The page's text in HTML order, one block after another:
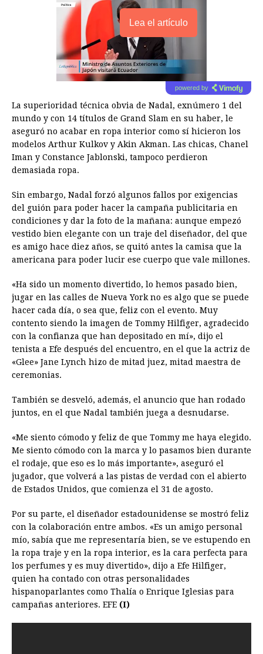
Lea el artículo
powered by
La superioridad técnica obvia de Nadal , exnúmero 1 del
mundo y con 14 títulos de Grand Slam en su haber, le
aseguró no acabar en ropa interior como sí hicieron los
modelos Arthur Kulkov y Akin Akman. Las chicas, Chanel
Iman y Constance Jablonski, tampoco perdieron
demasiada ropa.
Sin embargo, Nadal forzó algunos fallos por exigencias
del guión para poder hacer la campaña publicitaria en
condiciones y dar la foto de la mañana: aunque empezó
vestido bien elegante con un traje del diseñador, del que
es amigo hace diez años, se quitó antes la camisa que la
americana para poder lucir ese cuerpo que vale millones.
«Ha sido un momento divertido, lo hemos pasado bien,
jugar en las calles de Nueva York no es algo que se puede
hacer cada día, o sea que, feliz con el evento. Muy
contento siendo la imagen de Tommy Hilfiger, agradecido
con la confianza que han depositado en mí», dijo el
tenista a Efe después del encuentro, en el que la actriz de
«Glee» Jane Lynch hizo de mitad juez, mitad maestra de
ceremonias.
También se desveló, además, el anuncio que han rodado
juntos, en el que Nadal también juega a desnudarse.
«Me siento cómodo y feliz de que Tommy me haya elegido.
Me siento cómodo con la marca y lo pasamos bien durante
el rodaje, que eso es lo más importante», aseguró el
jugador, que volverá a las pistas de verdad con el abierto
de Estados Unidos, que comienza el 31 de agosto.
Por su parte, el diseñador estadounidense se mostró feliz
con la colaboración entre ambos. «Es un amigo personal
mío, sabía que me representaría bien, se ve estupendo en
la ropa traje y en la ropa interior, es la cara perfecta para
los perfumes y es muy divertido», dijo a Efe Hilfiger,
quien ha contado con otras personalidades
hispanoparlantes como Thalía o Enrique Iglesias para
campañas anteriores. EFE (I)